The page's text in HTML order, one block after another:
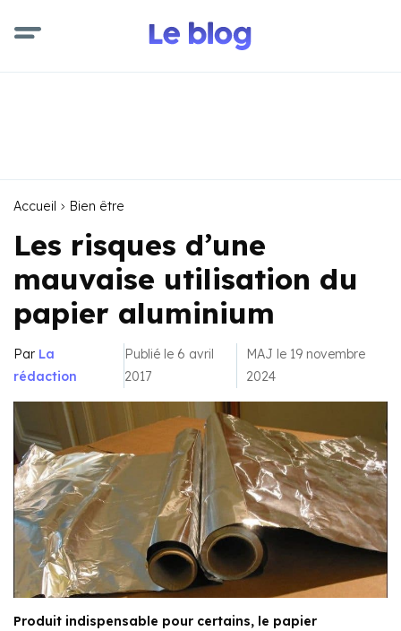
Accueil Bien être
Les risques d’une
mauvaise utilisation du
papier aluminium
Par La
rédaction
Publié le 6 avril
2017
MAJ le 19 novembre
2024
Produit indispensable pour certains, le papier